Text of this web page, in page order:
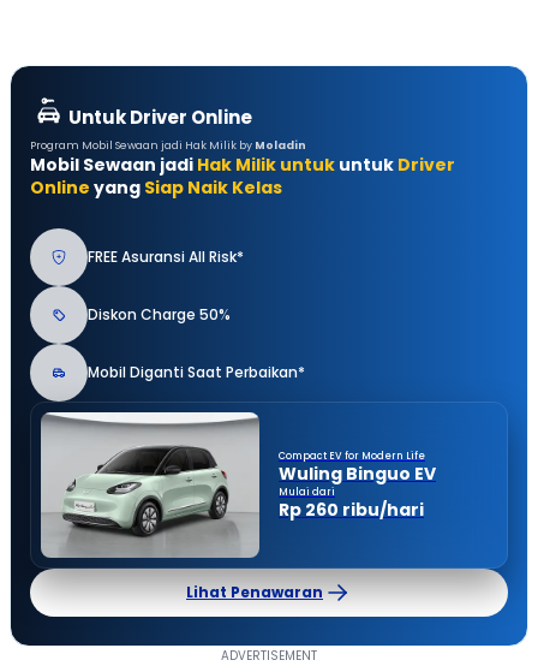
Untuk Driver Online
Program Mobil Sewaan jadi Hak Milik by Moladin
Mobil Sewaan jadi Hak Milik untuk untuk Driver
Online yang Siap Naik Kelas
FREE Asuransi All Risk*
Diskon Charge 50%
Mobil Diganti Saat Perbaikan*
Compact EV for Modern Life
Wuling Binguo EV
Mulai dari
Rp 260 ribu/hari
Lihat Penawaran